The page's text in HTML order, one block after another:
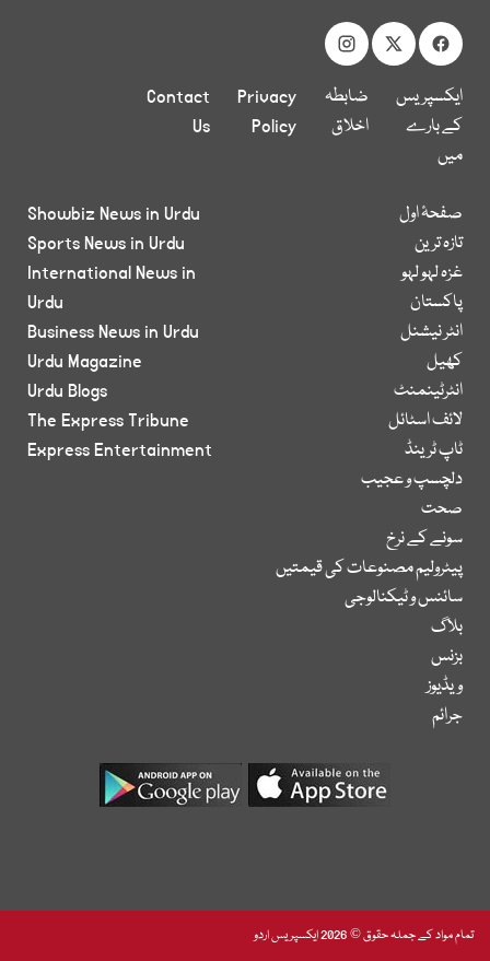
ایکسپریس
کے بارے
میں
ضابطہ
اخلاق
Privacy
Policy
Contact
Us
صفحۂ اول
تازہ ترین
غزہ لہو لہو
پاکستان
انٹر نیشنل
کھیل
انٹرٹینمنٹ
لائف اسٹائل
ٹاپ ٹرینڈ
دلچسپ و عجیب
صحت
سونے کے نرخ
پیٹرولیم مصنوعات کی قیمتیں
سائنس و ٹیکنالوجی
بلاگ
بزنس
ویڈیوز
جرائم
Showbiz News in Urdu
Sports News in Urdu
International News in
Urdu
Business News in Urdu
Urdu Magazine
Urdu Blogs
The Express Tribune
Express Entertainment
تمام مواد کے جملہ حقوق © 2026 ایکسپریس اردو